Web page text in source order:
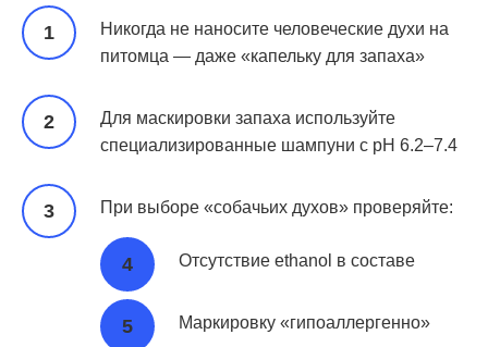
Никогда не наносите человеческие духи на
питомца — даже «капельку для запаха»
Для маскировки запаха используйте
специализированные шампуни с pH 6.2–7.4
При выборе «собачьих духов» проверяйте:
Отсутствие ethanol в составе
Маркировку «гипоаллергенно»